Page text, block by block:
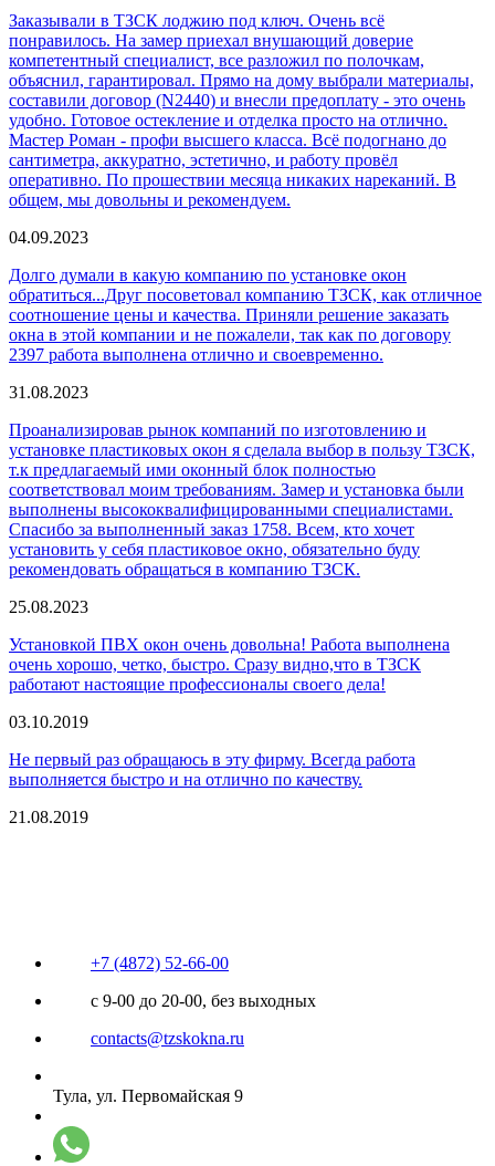
Заказывали в ТЗСК лоджию под ключ. Очень всё
понравилось. На замер приехал внушающий доверие
компетентный специалист, все разложил по полочкам,
объяснил, гарантировал. Прямо на дому выбрали материалы,
составили договор (N2440) и внесли предоплату - это очень
удобно. Готовое остекление и отделка просто на отлично.
Мастер Роман - профи высшего класса. Всё подогнано до
сантиметра, аккуратно, эстетично, и работу провёл
оперативно. По прошествии месяца никаких нареканий. В
общем, мы довольны и рекомендуем.
04.09.2023
Долго думали в какую компанию по установке окон
обратиться...Друг посоветовал компанию ТЗСК, как отличное
соотношение цены и качества. Приняли решение заказать
окна в этой компании и не пожалели, так как по договору
2397 работа выполнена отлично и своевременно.
31.08.2023
Проанализировав рынок компаний по изготовлению и
установке пластиковых окон я сделала выбор в пользу ТЗСК,
т.к предлагаемый ими оконный блок полностью
соответствовал моим требованиям. Замер и установка были
выполнены высококвалифицированными специалистами.
Спасибо за выполненный заказ 1758. Всем, кто хочет
установить у себя пластиковое окно, обязательно буду
рекомендовать обращаться в компанию ТЗСК.
25.08.2023
Установкой ПВХ окон очень довольна! Работа выполнена
очень хорошо, четко, быстро. Сразу видно,что в ТЗСК
работают настоящие профессионалы своего дела!
03.10.2019
Не первый раз обращаюсь в эту фирму. Всегда работа
выполняется быстро и на отлично по качеству.
21.08.2019
+7 (4872) 52-66-00
с 9-00 до 20-00, без выходных
contacts@tzskokna.ru
Тула, ул. Первомайская 9